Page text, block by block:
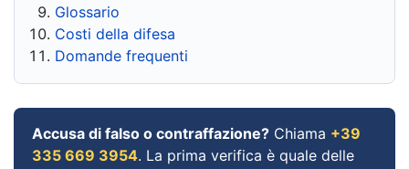
Glossario
Costi della difesa
Domande frequenti
Accusa di falso o contraffazione? Chiama +39
335 669 3954. La prima verifica è quale delle